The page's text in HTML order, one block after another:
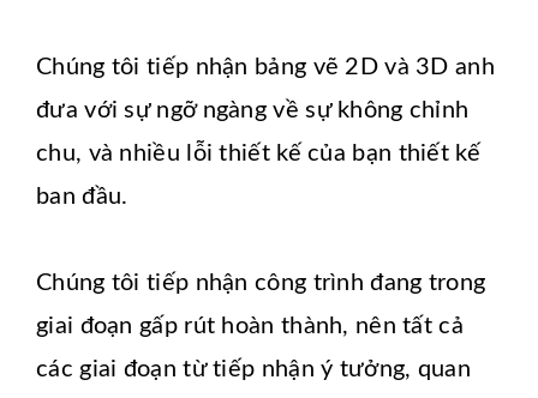
Chúng tôi tiếp nhận bảng vẽ 2D và 3D anh
đưa với sự ngỡ ngàng về sự không chỉnh
chu, và nhiều lỗi thiết kế của bạn thiết kế
ban đầu.
Chúng tôi tiếp nhận công trình đang trong
giai đoạn gấp rút hoàn thành, nên tất cả
các giai đoạn từ tiếp nhận ý tưởng, quan